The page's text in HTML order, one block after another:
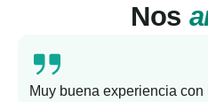
Nos
Muy buena experiencia